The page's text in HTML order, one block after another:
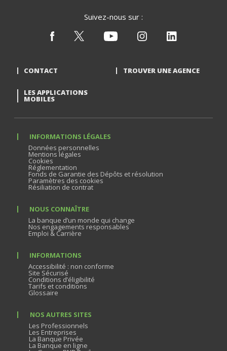
Suivez-nous sur :
CONTACT TROUVER UNE AGENCE
LES APPLICATIONS
MOBILES
INFORMATIONS LÉGALES
Données personnelles
Mentions légales
Cookies
Réglementation
Fonds de Garantie des Dépôts et résolution
Paramètres des cookies
Résiliation de contrat
NOUS CONNAÎTRE
La banque d’un monde qui change
Nos engagements responsables
Emploi & Carrière
INFORMATIONS
Accessibilité : non conforme
Site Sécurisé
Conditions d’éligibilité
Tarifs et conditions
Glossaire
NOS AUTRES SITES
Les Professionnels
Les Entreprises
La Banque Privée
La Banque en ligne